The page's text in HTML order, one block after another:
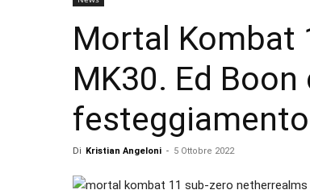
Mortal Kombat
MK30. Ed
Di Kristian Angeloni - 5 Ottobre 2022